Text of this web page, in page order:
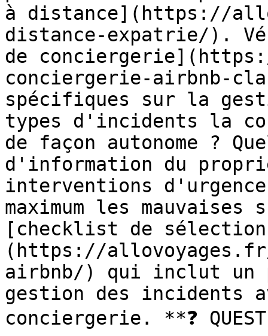
à distance](https://
distance-expatrie/).
de
conciergerie-airbnb-
spécifiques sur la
types d'incidents la
de façon autonome ?
d'information du
interventions
maximum les
[checklist de
(https://
airbnb/) qui inclut un
gestion des incidents
conciergerie. **❓